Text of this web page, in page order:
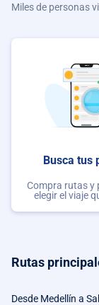
Miles de personas
Busca tus
Compra rutas y
elegir el viaje
Rutas
Desde Medellín a